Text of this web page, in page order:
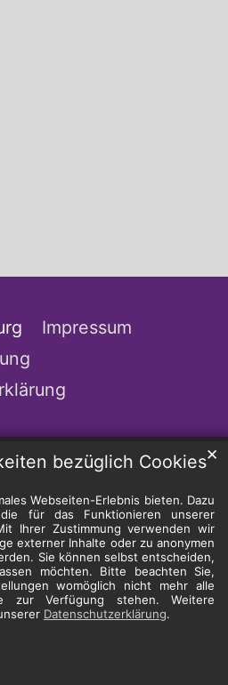
bezüglich Cookies
Webseiten-Erlebnis bieten. Dazu
für das Funktionieren unserer
Ihrer Zustimmung verwenden wir
externer Inhalte oder zu anonymen
Sie können selbst entscheiden,
möchten. Bitte beachten Sie,
womöglich nicht mehr alle
zur Verfügung stehen. Weitere
Datenschutzerklärung.
✕
Impressum